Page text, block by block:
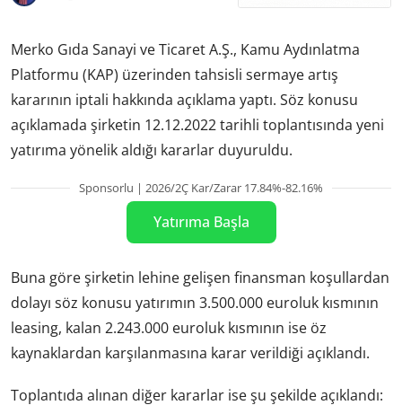
Merko Gıda Sanayi ve Ticaret A.Ş., Kamu Aydınlatma
Platformu (KAP) üzerinden tahsisli sermaye artış
kararının iptali hakkında açıklama yaptı. Söz konusu
açıklamada şirketin 12.12.2022 tarihli toplantısında yeni
yatırıma yönelik aldığı kararlar duyuruldu.
Sponsorlu | 2026/2Ç Kar/Zarar 17.84%-82.16%
Yatırıma Başla
Buna göre şirketin lehine gelişen finansman koşullardan
dolayı söz konusu yatırımın 3.500.000 euroluk kısmının
leasing, kalan 2.243.000 euroluk kısmının ise öz
kaynaklardan karşılanmasına karar verildiği açıklandı.
Toplantıda alınan diğer kararlar ise şu şekilde açıklandı: